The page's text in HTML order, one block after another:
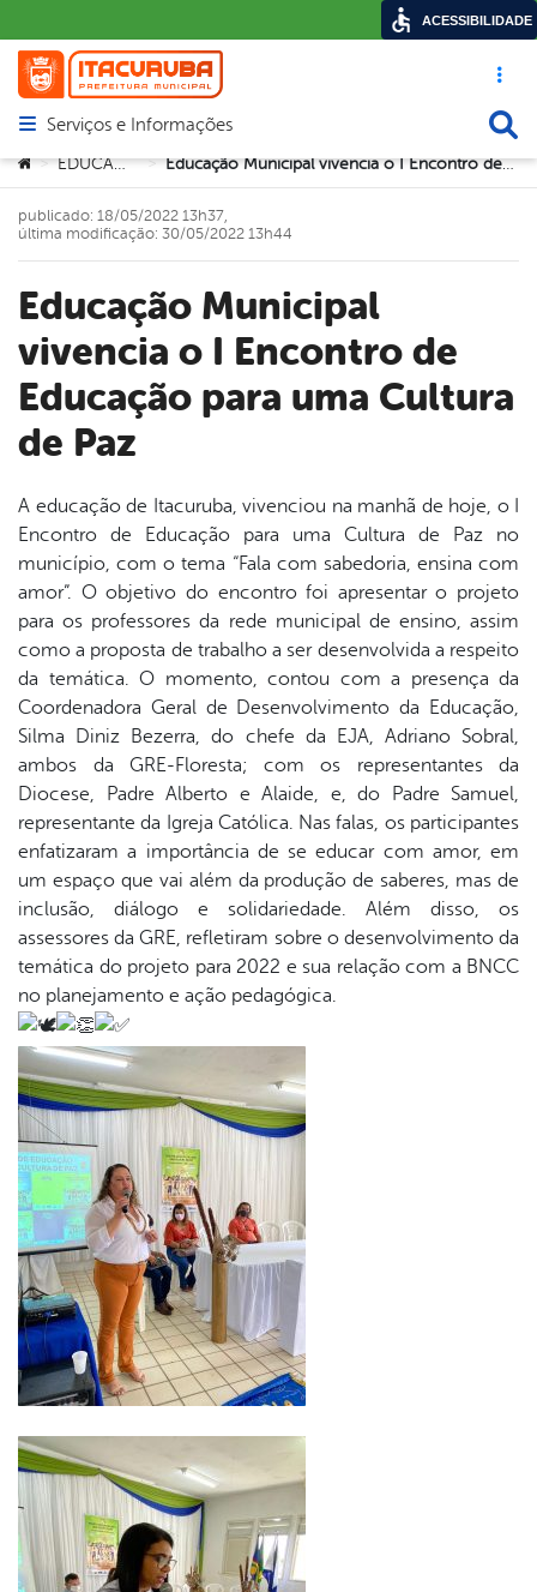
Acesso
Abrir menu principal de navegação
Serviços e Informações
Você está aqui:
> EDUCAÇÃO > Educação Municipal vivencia o I Encontro de Educação para uma Cultura de Paz
Educação Municipal
vivencia o I Encontro de
Educação para uma Cultura
de Paz
publicado: 18/05/2022 13h37,
última modificação: 30/05/2022 13h44
A educação de Itacuruba, vivenciou na manhã de hoje, o I
Encontro de Educação para uma Cultura de Paz no
município, com o tema “Fala com sabedoria, ensina com
amor”. O objetivo do encontro foi apresentar o projeto
para os professores da rede municipal de ensino, assim
como a proposta de trabalho a ser desenvolvida a respeito
da temática. O momento, contou com a presença da
Coordenadora Geral de Desenvolvimento da Educação,
Silma Diniz Bezerra, do chefe da EJA, Adriano Sobral,
ambos da GRE-Floresta; com os representantes da
Diocese, Padre Alberto e Alaide, e, do Padre Samuel,
representante da Igreja Católica. Nas falas, os participantes
enfatizaram a importância de se educar com amor, em
um espaço que vai além da produção de saberes, mas de
inclusão, diálogo e solidariedade. Além disso, os
assessores da GRE, refletiram sobre o desenvolvimento da
temática do projeto para 2022 e sua relação com a BNCC
no planejamento e ação pedagógica.
ACESSIBILIDADE